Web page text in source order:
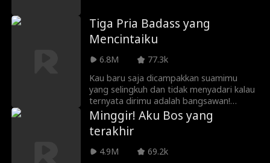
mengetahui tunangannya, Lilith, hamil
anak adiknya sendiri, Virgil. Parahnya lagi,
seluruh uang Dante dihabiskan Virgil,
membela Virgil. Hancur oleh
pengkhianatan dan hinaan orang-orang
terdekatnya, Dante membalas dengan
membongkar kebohongan Virgil lewat
sebuah video yang mengejutkan semua
tamu di pesta pernikahannya.
Tiga Pria Badass yang
Mencintaiku
6.8M
77.3k
Kau baru saja dicampakkan suamimu
yang selingkuh dan tidak menyadari kalau
ternyata dirimu adalah bangsawan!
Ayahmu mencarikan 3 tunangan tangguh
untuk menggoda. Tapi, kau haya punya 7
hari untuk memilih! Siapa yang akan
dipilih? Atau bisakah memilih ketiganya?
Minggir! Aku Bos yang
terakhir
4.9M
69.2k